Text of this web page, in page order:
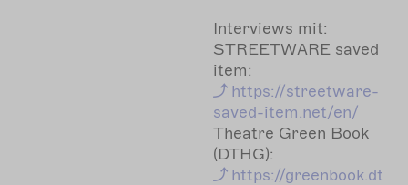
Interviews mit:
STREETWARE saved
item:
https://streetware-
saved-item.net/en/
Theatre Green Book
(DTHG):
https://greenbook.dt